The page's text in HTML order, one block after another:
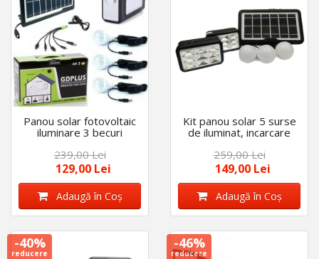
Panou solar fotovoltaic
iluminare 3 becuri
telefon 2 lampi
239,00 Lei
129,00 Lei
Adaugă în Coş
Kit panou solar 5 surse
de iluminat, incarcare
259,00 Lei
149,00 Lei
Adaugă în Coş
-40%
reducere
-46%
reducere